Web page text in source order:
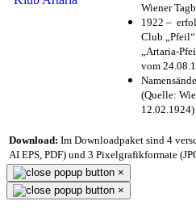
Wiener
1922 –
Club
„Artaria-
vom
(Quelle:
12.02.1924)
Download: Im Downloadpaket sind 4
AI EPS, PDF) und 3 Pixelgrafikformate
×
×